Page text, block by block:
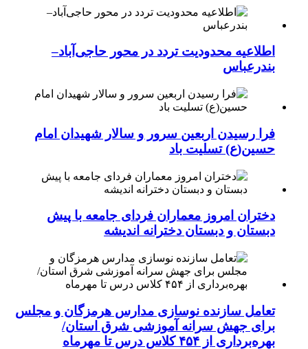
اطلاعیه محدودیت تردد در محور حاجی‌آباد–
بندرعباس
فرا رسیدن اربعین سرور و سالار شهیدان امام
حسین(ع) تسلیت باد
دختران امروز معماران فردای جامعه با پیش
دبستان و دبستان دخترانه اندیشه
تعامل سازنده نوسازی مدارس هرمزگان و مجلس
برای جهش سرانه آموزشی شرق استان/
بهره‌برداری از ۴۵۴ کلاس درس تا مهرماه